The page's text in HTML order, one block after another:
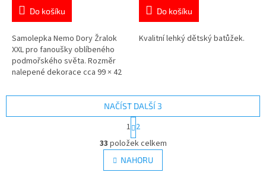
5,0
5
hvězdiček.
Do košíku
Samolepka Nemo Dory Žralok
XXL pro fanoušky oblíbeného
podmořského světa. Rozměr
nalepené dekorace cca 99 × 42
povrchy.Opakovaně
přemístitelná bez zanechání
stop.Oficiální licence Disney
5,0
5
Do košíku
Kvalitní lehký dětský batůžek.
O
v
l
á
NAČÍST DALŠÍ 3
S
t
r
á
n
k
1 2
33 položek celkem
NAHORU